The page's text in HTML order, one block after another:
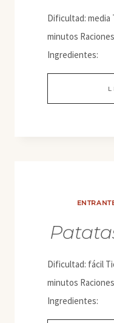
Dificultad: media
minutos
Ingredientes:
Dificultad: fácil
minutos
Ingredientes: